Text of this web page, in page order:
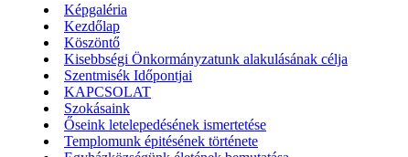
Képgaléria
Kezdőlap
Köszöntő
Kisebbségi Önkormányzatunk alakulásának célja
Szentmisék Időpontjai
KAPCSOLAT
Szokásaink
Őseink letelepedésének ismertetése
Templomunk épitésének története